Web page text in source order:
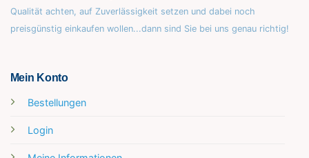
Qualität achten, auf Zuverlässigkeit setzen und dabei noch
preisgünstig einkaufen wollen...dann sind Sie bei uns genau richtig!
Mein Konto
Bestellungen
Login